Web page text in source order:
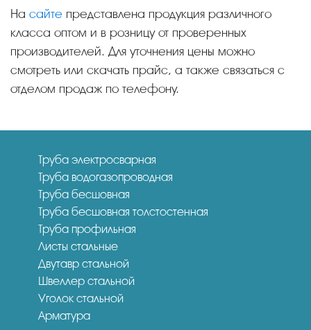
На сайте представлена продукция различного
класса оптом и в розницу от проверенных
производителей. Для уточнения цены можно
смотреть или скачать прайс, а также связаться с
отделом продаж по телефону.
Труба электросварная
Труба водогазопроводная
Труба бесшовная
Труба бесшовная толстостенная
Труба профильная
Листы стальные
Двутавр стальной
Швеллер стальной
Уголок стальной
Арматура